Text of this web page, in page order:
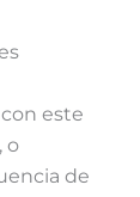
este
o
de